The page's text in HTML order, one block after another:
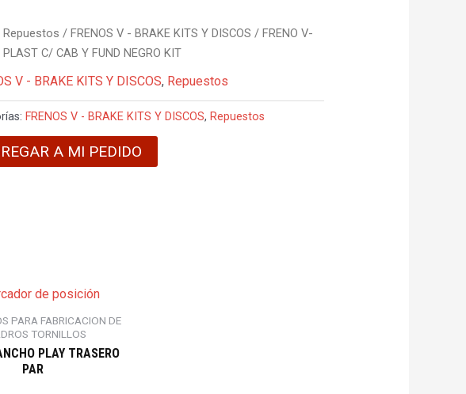
Repuestos / FRENOS V - BRAKE KITS Y DISCOS / FRENO V-
PLAST C/ CAB Y FUND NEGRO KIT
V - BRAKE KITS Y DISCOS, Repuestos
FRENOS V - BRAKE KITS Y DISCOS, Repuestos
A MI PEDIDO
PARA FABRICACION DE
TORNILLOS
PLAY TRASERO
PAR